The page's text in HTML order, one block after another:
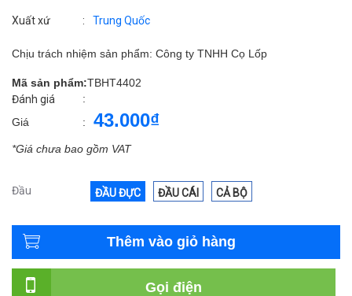
Xuất xứ : Trung Quốc
Chịu trách nhiệm sản phẩm: Công ty TNHH Cọ Lốp
Mã sản phẩm:TBHT4402
Đánh giá
:
Giá
: 43.000₫
*Giá chưa bao gồm VAT
Đầu ĐẦU ĐỰC ĐẦU CÁI CẢ BỘ
Thêm vào giỏ hàng
Gọi điện